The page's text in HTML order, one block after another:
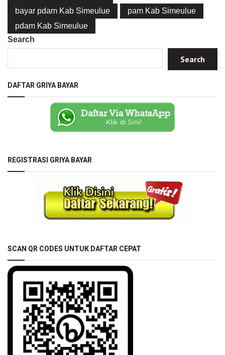
bayar pdam Kab Simeulue
pam Kab Simeulue
pdam Kab Simeulue
Search
Search
DAFTAR GRIYA BAYAR
REGISTRASI GRIYA BAYAR
SCAN QR CODES UNTUK DAFTAR CEPAT